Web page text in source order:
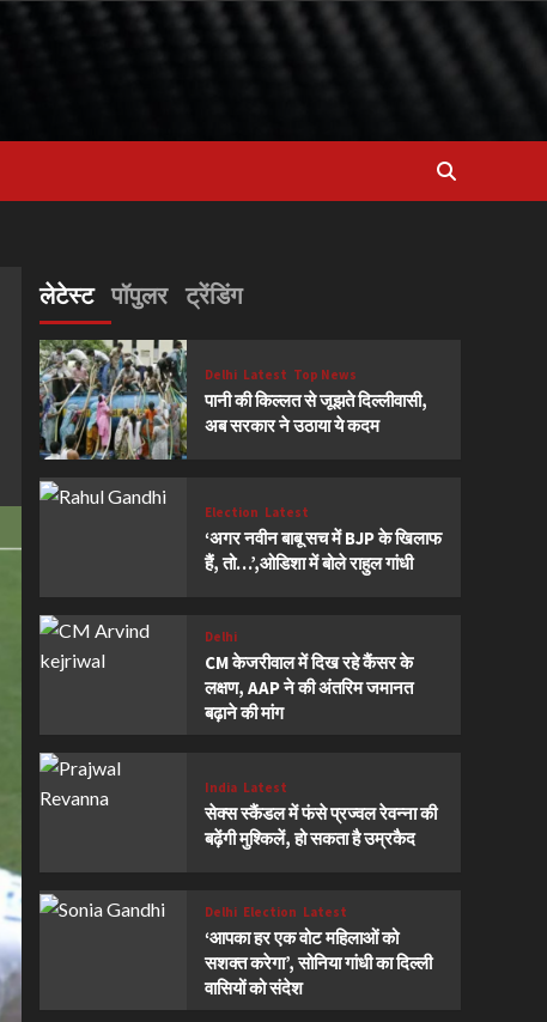
लेटेस्ट पॉपुलर ट्रेंडिंग
Delhi Latest Top News
पानी की किल्लत से जूझते दिल्लीवासी,
अब सरकार ने उठाया ये कदम
Election Latest
‘अगर नवीन बाबू सच में BJP के खिलाफ
हैं, तो…’,ओडिशा में बोले राहुल गांधी
Delhi
CM केजरीवाल में दिख रहे कैंसर के
लक्षण, AAP ने की अंतरिम जमानत
बढ़ाने की मांग
India Latest
सेक्स स्कैंडल में फंसे प्रज्वल रेवन्ना की
बढ़ेंगी मुश्किलें, हो सकता है उम्रकैद
Delhi Election Latest
‘आपका हर एक वोट महिलाओं को
सशक्त करेगा’, सोनिया गांधी का दिल्ली
वासियों को संदेश